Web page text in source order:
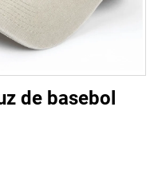
de basebol